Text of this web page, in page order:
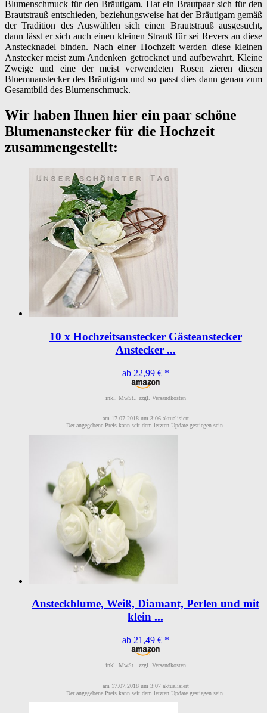
Blumenschmuck für den Bräutigam. Hat ein Brautpaar sich für den
Brautstrauß entschieden, beziehungsweise hat der Bräutigam gemäß
der Tradition des Auswählen sich einen Brautstrauß ausgesucht,
dann lässt er sich auch einen kleinen Strauß für sei Revers an diese
Anstecknadel binden. Nach einer Hochzeit werden diese kleinen
Anstecker meist zum Andenken getrocknet und aufbewahrt. Kleine
Zweige und eine der meist verwendeten Rosen zieren diesen
Bluemnanstecker des Bräutigam und so passt dies dann genau zum
Gesamtbild des Blumenschmuck.
Wir haben Ihnen hier ein paar schöne
Blumenanstecker für die Hochzeit
zusammengestellt:
10 x Hochzeitsanstecker Gästeanstecker
Anstecker ...
ab 22,99 € *
inkl. MwSt., zzgl. Versandkosten
am 17.07.2018 um 3:06 aktualisiert
Der angegebene Preis kann seit dem letzten Update gestiegen sein.
Ansteckblume, Weiß, Diamant, Perlen und mit
klein ...
ab 21,49 € *
inkl. MwSt., zzgl. Versandkosten
am 17.07.2018 um 3:07 aktualisiert
Der angegebene Preis kann seit dem letzten Update gestiegen sein.